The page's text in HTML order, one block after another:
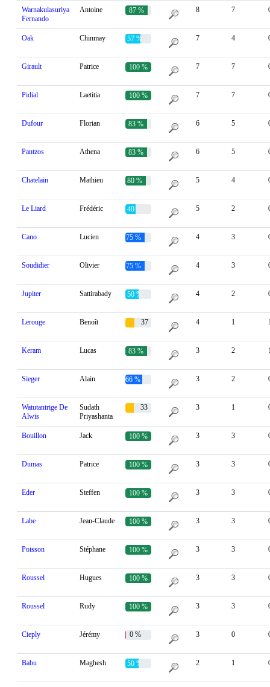
Warnakulasuriya
Fernando
Antoine 87 % 8 7
Oak Chinmay 57 % 7 4
Girault Patrice 100 % 7 7
Pidial Laetitia 100 % 7 7
Dufour Florian 83 % 6 5
Pantzos Athena 83 % 6 5
Chatelain Mathieu 80 % 5 4
Le Liard Frédéric 40 % 5 2
Cano Lucien 75 % 4 3
Soudidier Olivier 75 % 4 3
Jupiter Sattirabady 50 % 4 2
Lerouge Benoît
37
4 1
Keram Lucas 83 % 3 2
Sieger Alain 66 % 3 2
Watutantrige De
Alwis
Sudath
Priyashanta
33
3 1
Bouillon Jack 100 % 3 3
Dumas Patrice 100 % 3 3
Eder Steffen 100 % 3 3
Labe Jean-Claude 100 % 3 3
Poisson Stéphane 100 % 3 3
Roussel Hugues 100 % 3 3
Roussel Rudy 100 % 3 3
Cieply Jérémy 0 % 3 0
Babu Maghesh 50 % 2 1